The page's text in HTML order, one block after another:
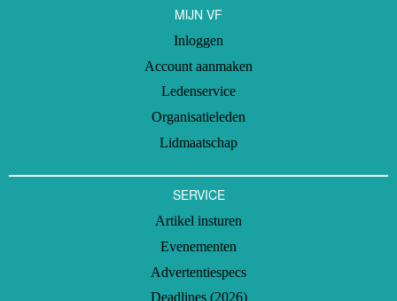
MIJN VF
Inloggen
Account aanmaken
Ledenservice
Organisatieleden
Lidmaatschap
SERVICE
Artikel insturen
Evenementen
Advertentiespecs
Deadlines (2026)